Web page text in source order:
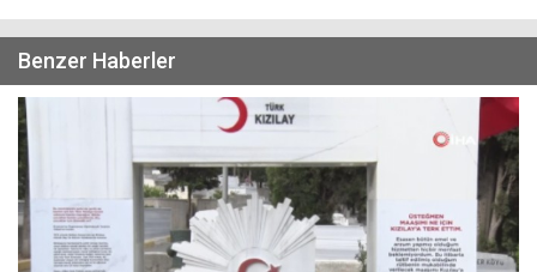
Benzer Haberler